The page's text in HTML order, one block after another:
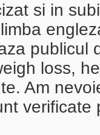
si in
publicul
loss,
Am
verificate